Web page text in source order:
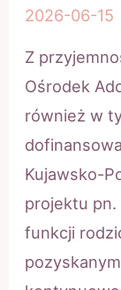
2026-06-15
Z
Ośrodek
również w
Kujawsko-
projektu pn.
funkcji